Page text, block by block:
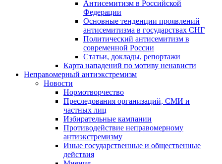
Антисемитизм в Российской
Федерации
Основные тенденции проявлений
антисемитизма в государствах СНГ
Политический антисемитизм в
современной России
Статьи, доклады, репортажи
Карта нападений по мотиву ненависти
Неправомерный антиэкстремизм
Новости
Нормотворчество
Преследования организаций, СМИ и
частных лиц
Избирательные кампании
Противодействие неправомерному
антиэкстремизму
Иные государственные и общественные
действия